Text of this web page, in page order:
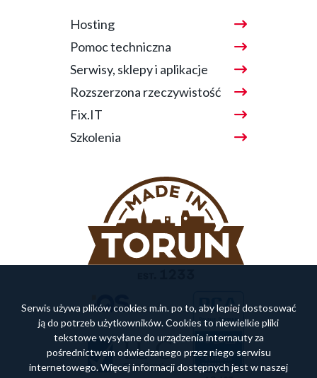
Hosting
Pomoc techniczna
Serwisy, sklepy i aplikacje
Rozszerzona rzeczywistość
Fix.IT
Szkolenia
Serwis używa plików cookies m.in. po to, aby lepiej dostosować
ją do potrzeb użytkowników. Cookies to niewielkie pliki
tekstowe wysyłane do urządzenia internauty za
pośrednictwem odwiedzanego przez niego serwisu
internetowego. Więcej informacji dostępnych jest w naszej